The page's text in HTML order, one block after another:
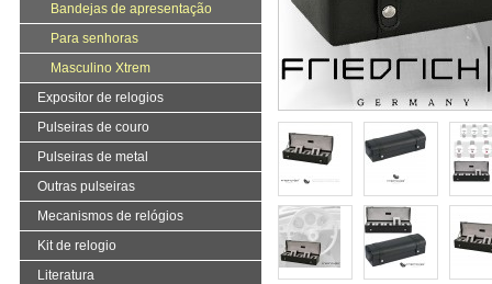
Bandejas de apresentação
Para senhoras
Masculino Xtrem
Expositor de relogios
Pulseiras de couro
Pulseiras de metal
Outras pulseiras
Mecanismos de relógios
Kit de relogio
Literatura